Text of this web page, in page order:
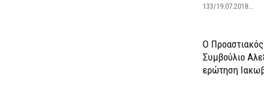
133/19.07.2018...
Ο
Συμβούλιο
ερώτηση